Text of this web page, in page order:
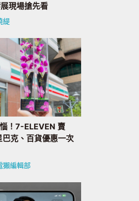
現場搶先看
緹
！7-ELEVEN 賣
克、百貨優惠一次
獺編輯部